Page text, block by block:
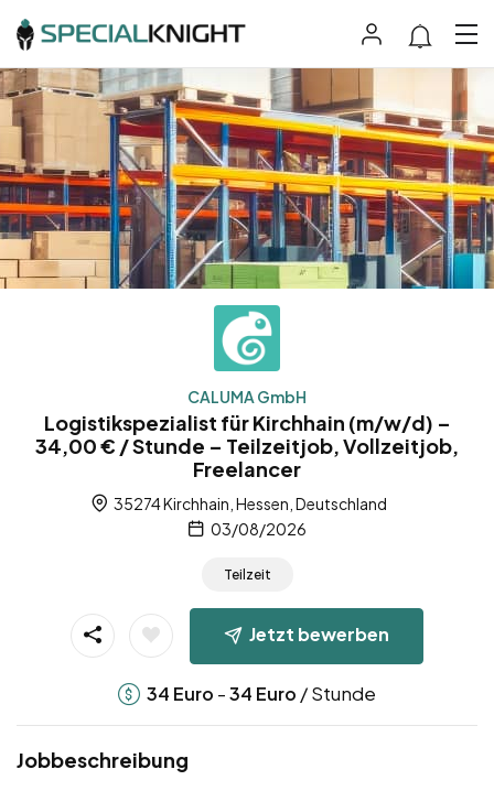
CALUMA GmbH
Logistikspezialist für Kirchhain (m/w/d) –
34,00 € / Stunde – Teilzeitjob, Vollzeitjob,
Freelancer
35274 Kirchhain, Hessen, Deutschland
03/08/2026
Teilzeit
Jetzt bewerben
34 Euro -34 Euro / Stunde
Jobbeschreibung